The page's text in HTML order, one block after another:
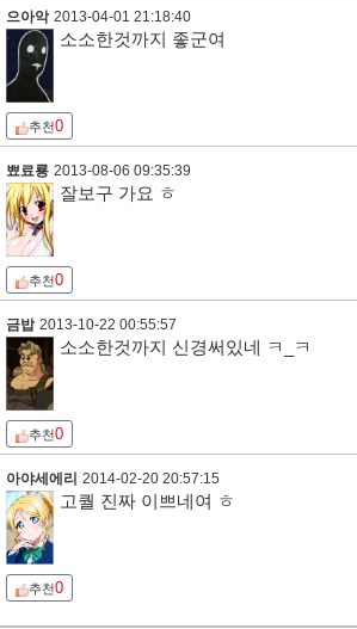
으아악 2013-04-01 21:18:40
소소한것까지 좋군여
추천0
뾰료룡 2013-08-06 09:35:39
잘보구 가요 ㅎ
추천0
금밥 2013-10-22 00:55:57
소소한것까지 신경써있네 ㅋ_ㅋ
추천0
아야세에리 2014-02-20 20:57:15
고퀄 진짜 이쁘네여 ㅎ
추천0